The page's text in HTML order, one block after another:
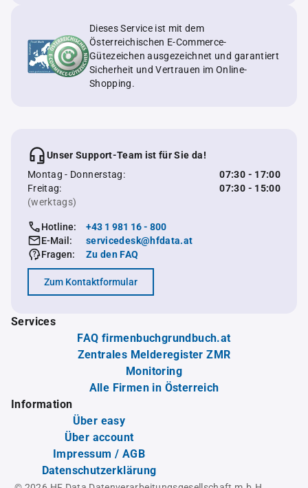
Dieses Service ist mit dem
Österreichischen E-Commerce-
Gütezeichen ausgezeichnet und garantiert
Sicherheit und Vertrauen im Online-
Shopping.
Unser Support-Team ist für Sie da!
Montag - Donnerstag:
07:30 - 17:00
Freitag:
07:30 - 15:00
(werktags)
Hotline:
+43 1 981 16 - 800
E-Mail:
servicedesk@hfdata.at
Fragen:
Zu den FAQ
Zum Kontaktformular
Services
FAQ firmenbuchgrundbuch.at
Zentrales Melderegister ZMR
Monitoring
Alle Firmen in Österreich
Information
Über easy
Über account
Impressum / AGB
Datenschutzerklärung